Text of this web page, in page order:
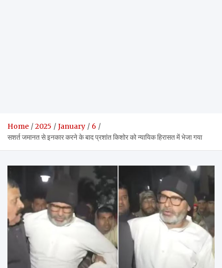
Home 2025 January
6
सशर्त जमानत से इनकार करने के बाद प्रशांत किशोर को न्यायिक हिरासत में भेजा गया